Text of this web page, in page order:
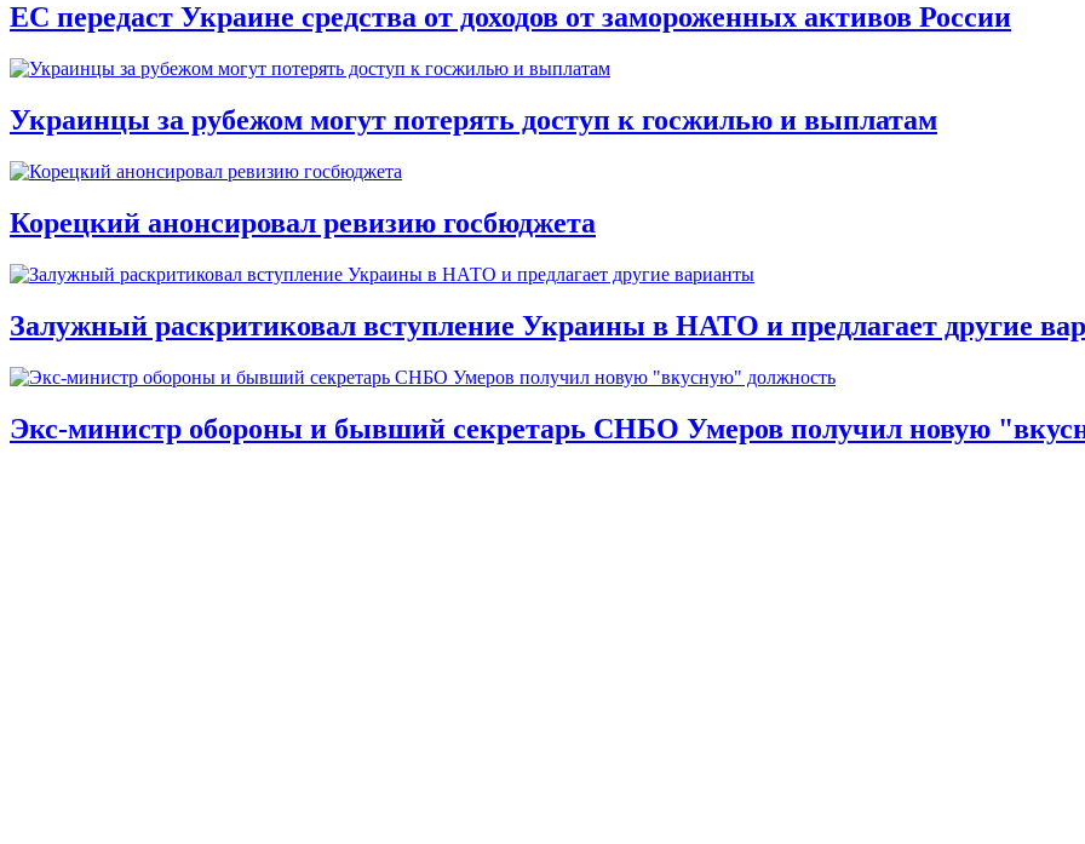
ЕС передаст Украине средства от доходов от замороженных активов России
Украинцы за рубежом могут потерять доступ к госжилью и выплатам
Корецкий анонсировал ревизию госбюджета
Залужный раскритиковал вступление Украины в НАТО и предлагает другие
Экс-министр обороны и бывший секретарь СНБО Умеров получил новую